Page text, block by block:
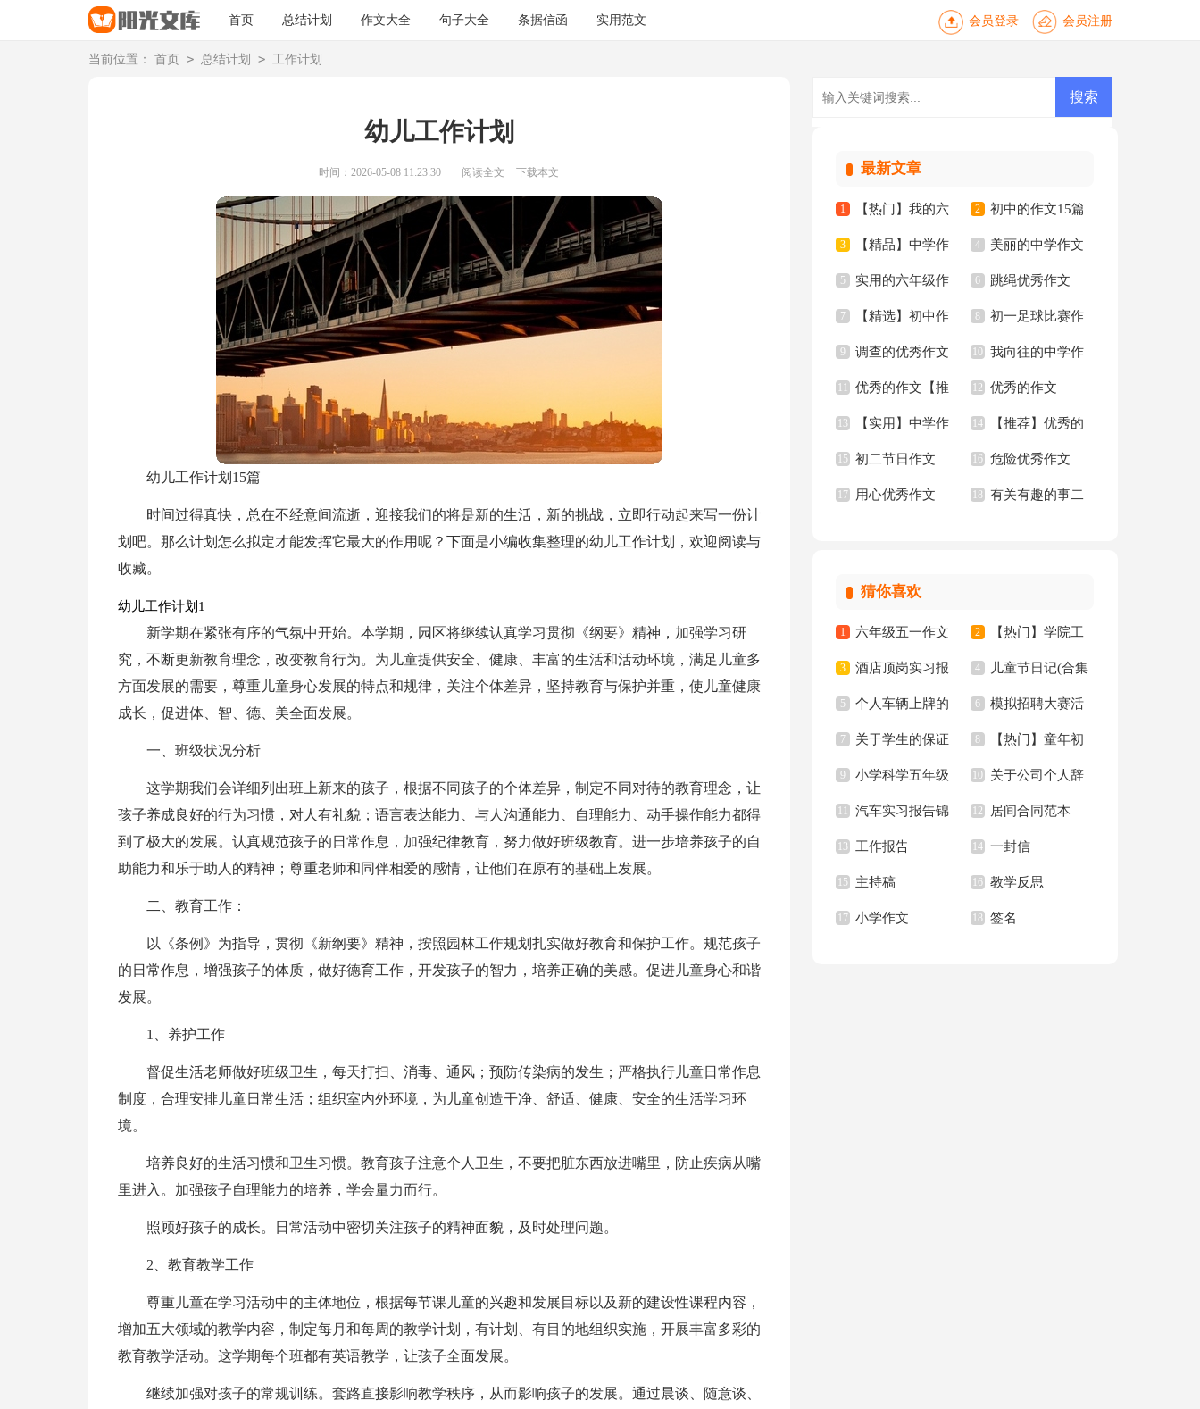
首页 总结计划 作文大全 句子大全 条据信函 实用范文 会员登录 会员注册
当前位置： 首页 > 总结计划 > 工作计划
幼儿工作计划
时间：2026-05-08 11:23:30 阅读全文 下载本文
幼儿工作计划15篇
时间过得真快，总在不经意间流逝，迎接我们的将是新的生活，新的挑战，立即行动起来写一份计
划吧。那么计划怎么拟定才能发挥它最大的作用呢？下面是小编收集整理的幼儿工作计划，欢迎阅读与
收藏。
幼儿工作计划1
新学期在紧张有序的气氛中开始。本学期，园区将继续认真学习贯彻《纲要》精神，加强学习研
究，不断更新教育理念，改变教育行为。为儿童提供安全、健康、丰富的生活和活动环境，满足儿童多
方面发展的需要，尊重儿童身心发展的特点和规律，关注个体差异，坚持教育与保护并重，使儿童健康
成长，促进体、智、德、美全面发展。
一、班级状况分析
这学期我们会详细列出班上新来的孩子，根据不同孩子的个体差异，制定不同对待的教育理念，让
孩子养成良好的行为习惯，对人有礼貌；语言表达能力、与人沟通能力、自理能力、动手操作能力都得
到了极大的发展。认真规范孩子的日常作息，加强纪律教育，努力做好班级教育。进一步培养孩子的自
助能力和乐于助人的精神；尊重老师和同伴相爱的感情，让他们在原有的基础上发展。
二、教育工作：
以《条例》为指导，贯彻《新纲要》精神，按照园林工作规划扎实做好教育和保护工作。规范孩子
的日常作息，增强孩子的体质，做好德育工作，开发孩子的智力，培养正确的美感。促进儿童身心和谐
发展。
1、养护工作
督促生活老师做好班级卫生，每天打扫、消毒、通风；预防传染病的发生；严格执行儿童日常作息
制度，合理安排儿童日常生活；组织室内外环境，为儿童创造干净、舒适、健康、安全的生活学习环
境。
培养良好的生活习惯和卫生习惯。教育孩子注意个人卫生，不要把脏东西放进嘴里，防止疾病从嘴
里进入。加强孩子自理能力的培养，学会量力而行。
照顾好孩子的成长。日常活动中密切关注孩子的精神面貌，及时处理问题。
2、教育教学工作
尊重儿童在学习活动中的主体地位，根据每节课儿童的兴趣和发展目标以及新的建设性课程内容，
增加五大领域的教学内容，制定每月和每周的教学计划，有计划、有目的地组织实施，开展丰富多彩的
教育教学活动。这学期每个班都有英语教学，让孩子全面发展。
继续加强对孩子的常规训练。套路直接影响教学秩序，从而影响孩子的发展。通过晨谈、随意谈、
最新文章
1 【热门】我的六
年级小学作文四篇
2 初中的作文15篇
3 【精品】中学作
文合集七篇
4 美丽的中学作文
300字合集5篇
5 实用的六年级作
文集合8篇
6 跳绳优秀作文
7 【精选】初中作
文集合7篇
8 初一足球比赛作
文
9 调查的优秀作文 10 我向往的中学作
文汇编六篇
11 优秀的作文【推
荐】
12 优秀的作文
【荐】
13 【实用】中学作
文汇编7篇
14 【推荐】优秀的
作文
15 初二节日作文 16 危险优秀作文
17 用心优秀作文 18 有关有趣的事二
猜你喜欢
1 六年级五一作文
300字集锦7篇
2 【热门】学院工
作计划四篇
3 酒店顶岗实习报
告十篇
4 儿童节日记(合集
15篇)
5 个人车辆上牌的
委托书
6 模拟招聘大赛活
动总结
7 关于学生的保证
书汇总八篇
8 【热门】童年初
中作文300字集锦十
篇
9 小学科学五年级
上册教学计划
10 关于公司个人辞
职报告汇总6篇
11 汽车实习报告锦
集八篇
12 居间合同范本
13 工作报告 14 一封信
15 主持稿 16 教学反思
17 小学作文 18 签名